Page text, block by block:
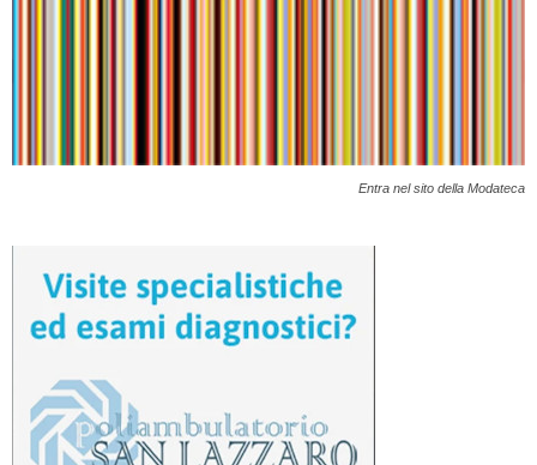
Entra nel sito della Modateca